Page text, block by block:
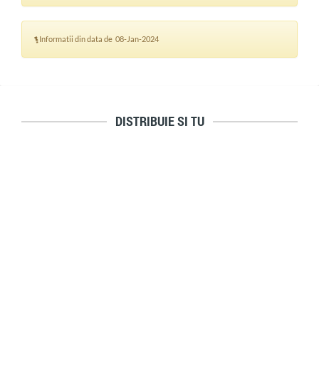
Informatii din data de 08-Jan-2024
DISTRIBUIE SI TU